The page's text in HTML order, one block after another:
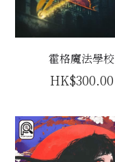
霍格魔法學校
HK$300.00